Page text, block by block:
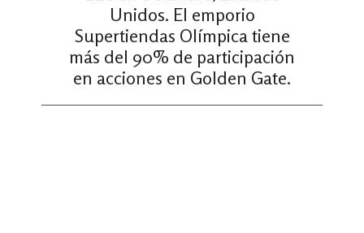
Unidos. El emporio
Supertiendas Olímpica tiene
más del 90% de participación
en acciones en Golden Gate.